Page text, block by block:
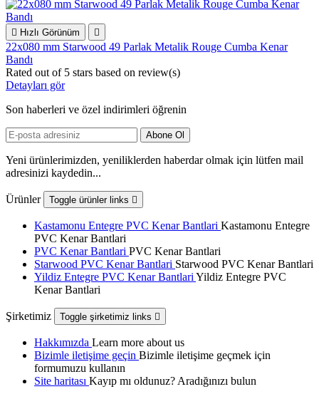
 Hızlı Görünüm 
22x080 mm Starwood 49 Parlak Metalik Rouge Cumba Kenar
Bandı
Rated out of 5 stars based on review(s)
Detayları gör
Son haberleri ve özel indirimleri öğrenin
Yeni ürünlerimizden, yeniliklerden haberdar olmak için lütfen mail
adresinizi kaydedin...
Ürünler Toggle ürünler links 
Kastamonu Entegre PVC Kenar Bantlari Kastamonu Entegre
PVC Kenar Bantlari
PVC Kenar Bantlari PVC Kenar Bantlari
Starwood PVC Kenar Bantlari Starwood PVC Kenar Bantlari
Yildiz Entegre PVC Kenar Bantlari Yildiz Entegre PVC
Kenar Bantlari
Şirketimiz Toggle şirketimiz links 
Hakkımızda Learn more about us
Bizimle iletişime geçin Bizimle iletişime geçmek için
formumuzu kullanın
Site haritası Kayıp mı oldunuz? Aradığınızı bulun